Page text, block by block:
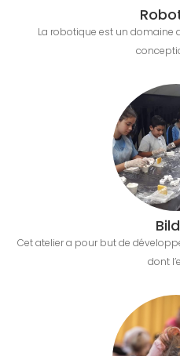
La robotique est un domaine
Cet atelier a pour but de
dont